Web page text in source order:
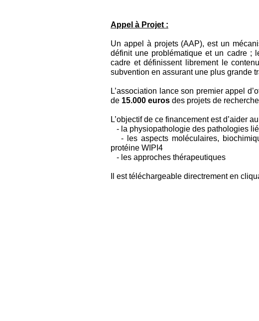
Appel à Projet :
Un appel à projets (AAP), est un
définit une problématique et un cadre ;
cadre et définissent librement le
subvention en assurant une plus grande
L’association lance son premier appel
de 15.000 euros des projets de
L’objectif de ce financement est d’aider
- la physiopathologie des pathologies
- les aspects moléculaires,
protéine WIPI4
- les approches thérapeutiques
Il est téléchargeable directrement en